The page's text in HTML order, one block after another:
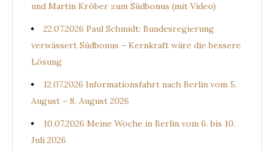
und Martin Kröber zum Südbonus (mit Video)
22.07.2026 Paul Schmidt: Bundesregierung
verwässert Südbonus – Kernkraft wäre die bessere
Lösung
12.07.2026 Informationsfahrt nach Berlin vom 5.
August – 8. August 2026
10.07.2026 Meine Woche in Berlin vom 6. bis 10.
Juli 2026